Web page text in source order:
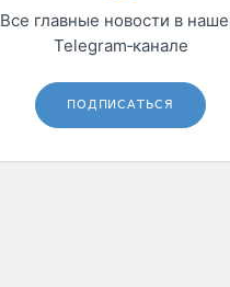
Все главные новости в
Telegram‑канале
ПОДПИСАТЬСЯ